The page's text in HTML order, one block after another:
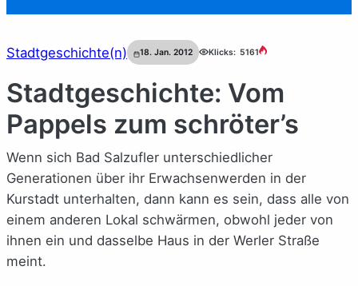
Stadtgeschichte(n) 18. Jan. 2012 Klicks: 5161
Stadtgeschichte: Vom
Pappels zum schröter’s
Wenn sich Bad Salzufler unterschiedlicher
Generationen über ihr Erwachsenwerden in der
Kurstadt unterhalten, dann kann es sein, dass alle von
einem anderen Lokal schwärmen, obwohl jeder von
ihnen ein und dasselbe Haus in der Werler Straße
meint.